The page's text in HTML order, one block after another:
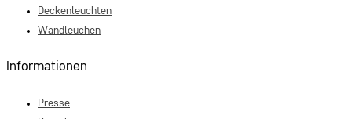
Deckenleuchten
Wandleuchen
Informationen
Presse